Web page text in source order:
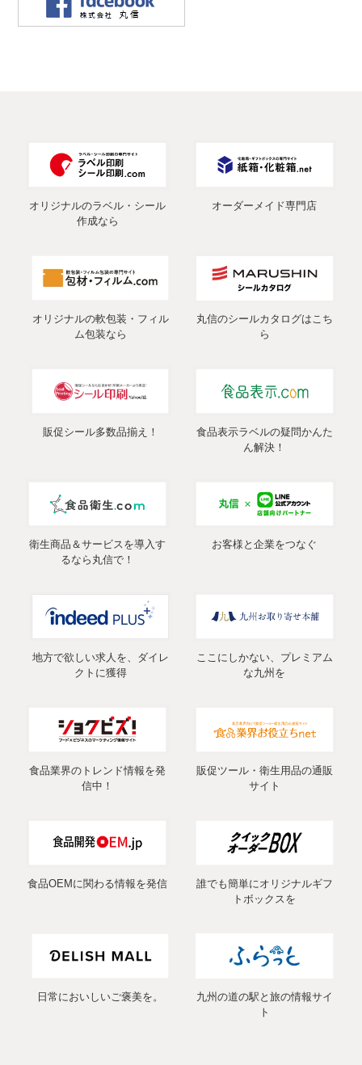
オリジナルのラベル・シール
作成なら
オーダーメイド専門店
オリジナルの軟包装・フィル
ム包装なら
丸信のシールカタログはこち
ら
販促シール多数品揃え！
食品表示ラベルの疑問かんた
ん解決！
衛生商品＆サービスを導入す
るなら丸信で！
お客様と企業をつなぐ
地方で欲しい求人を、ダイレ
クトに獲得
ここにしかない、プレミアム
な九州を
食品業界のトレンド情報を発
信中！
販促ツール・衛生用品の通販
サイト
食品OEMに関わる情報を発信
誰でも簡単にオリジナルギフ
トボックスを
日常においしいご褒美を。
九州の道の駅と旅の情報サイ
ト